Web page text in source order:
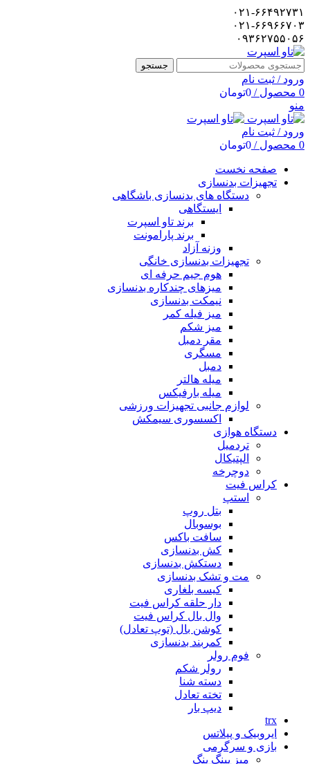
۰۲۱-۶۶۴۹۲۷۳۱
۰۲۱-۶۶۹۶۶۷۰۳
۰۹۳۶۲۷۵۵۰۵۶
جستجو
ورود / ثبت نام
0 محصول / تومان0
منو
ورود / ثبت نام
0 محصول / تومان0
صفحه نخست
تجهیزات بدنسازی
دستگاه های بدنسازی باشگاهی
ایستگاهی
برند تاو اسپرت
برند پارامونت
وزنه آزاد
تجهیزات بدنسازی خانگی
هوم جیم حرفه ای
میزهای چندکاره بدنسازی
نیمکت بدنسازی
میز فیله کمر
میز شکم
مقر دمبل
مسگری
دمبل
میله هالتر
میله بارفیکس
لوازم جانبی تجهیزات ورزشی
اکسسوری سیمکش
دستگاه هوازی
تردمیل
الپتیکال
دوچرخه
کراس فیت
استپ
بتل روپ
بوسوبال
سافت باکس
کش بدنسازی
دستکش بدنسازی
مت و تشک بدنسازی
کیسه بلغاری
دار حلقه کراس فیت
وال بال کراس فیت
کوشن بال (توپ تعادل)
کمربند بدنسازی
فوم رولر
رولر شکم
دسته شنا
تخته تعادل
دیپ بار
trx
ایروبیک و پیلاتس
بازی و سرگرمی
میز پینگ پنگ